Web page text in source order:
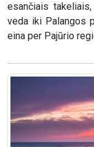
esančiais
veda iki Palangos
eina per Pajūrio